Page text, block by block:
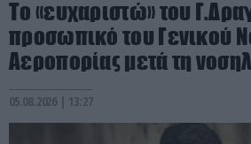
Το «ευχαριστώ» του
προσωπικό του Γενικού
Αεροπορίας μετά τη
05.08.2026 | 13:27